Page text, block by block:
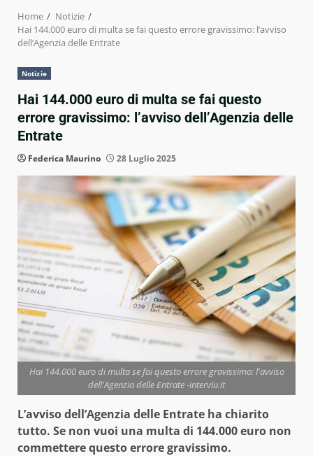
Home
Notizie
Hai 144.000 euro di multa se fai questo errore gravissimo: l’avviso
dell’Agenzia delle Entrate
Notizie
Hai 144.000 euro di multa se fai questo
errore gravissimo: l’avviso dell’Agenzia delle
Entrate
Federica Maurino 28 Luglio 2025
Hai 144.000 euro di multa se fai questo errore gravissimo: l'avviso
dell'Agenzia delle Entrate -interviu.it
L’avviso dell’Agenzia delle Entrate ha chiarito
tutto. Se non vuoi una multa di 144.000 euro non
commettere questo errore gravissimo.